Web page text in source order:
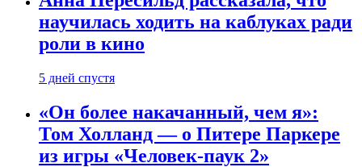
научилась ходить на каблуках ради
роли в кино
5 дней спустя
«Он более накачанный, чем я»:
Том Холланд — о Питере Паркере
из игры «Человек-паук 2»